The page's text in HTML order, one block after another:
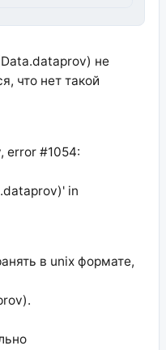
не
что нет такой
error #1054:
in
в unix формате,